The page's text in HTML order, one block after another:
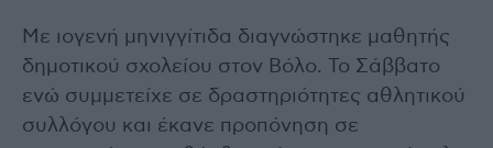
Με ιογενή μηνιγγίτιδα διαγνώστηκε μαθητής
δημοτικού σχολείου στον Βόλο. Το Σάββατο
ενώ συμμετείχε σε δραστηριότητες αθλητικού
συλλόγου και έκανε προπόνηση σε